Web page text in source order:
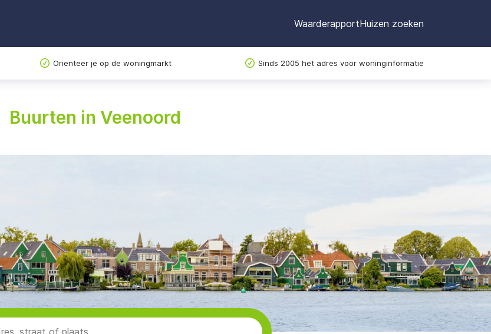
WaarderapportHuizen zoeken
Orienteer je op de woningmarkt Sinds 2005 het adres voor woninginformatie
Buurten in Veenoord